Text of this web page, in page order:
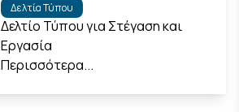
Δελτία Τύπου
Δελτίο Τύπου για Στέγαση και
Εργασία
Περισσότερα...